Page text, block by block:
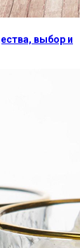
выбор и